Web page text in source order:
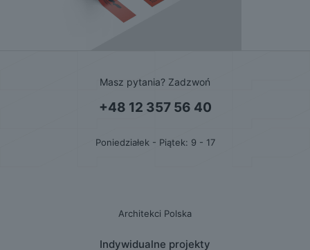
Masz pytania? Zadzwoń
+48 12 357 56 40
Poniedziałek - Piątek: 9 - 17
Architekci Polska
Indywidualne projekty